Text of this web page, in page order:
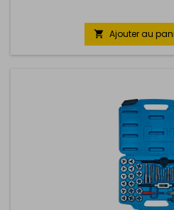
 Ajouter au